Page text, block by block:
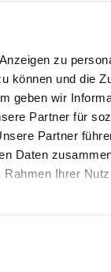
zu
können und die
geben wir
Partner für
Partner
Daten
Ihrer
un